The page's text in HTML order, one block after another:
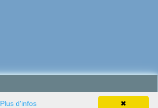
✖
Plus d'infos